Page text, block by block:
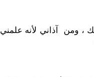
ومن آذاني لأنه علمني